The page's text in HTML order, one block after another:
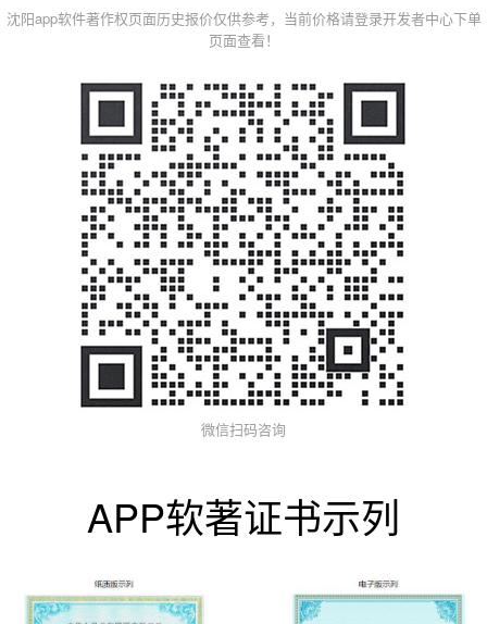
沈阳app软件著作权页面历史报价仅供参考，当前价格请登录开发者中心下单
页面查看！
微信扫码咨询
APP软著证书示列